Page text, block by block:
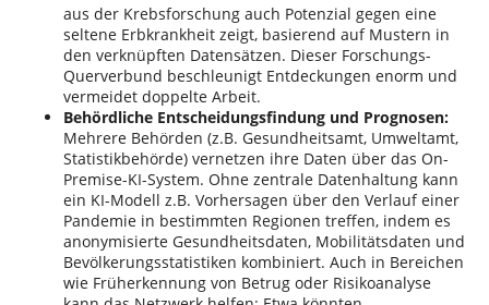
aus der Krebsforschung auch Potenzial gegen eine
seltene Erbkrankheit zeigt, basierend auf Mustern in
den verknüpften Datensätzen. Dieser Forschungs-
Querverbund beschleunigt Entdeckungen enorm und
vermeidet doppelte Arbeit.
Behördliche Entscheidungsfindung und Prognosen:
Mehrere Behörden (z.B. Gesundheitsamt, Umweltamt,
Statistikbehörde) vernetzen ihre Daten über das On-
Premise-KI-System. Ohne zentrale Datenhaltung kann
ein KI-Modell z.B. Vorhersagen über den Verlauf einer
Pandemie in bestimmten Regionen treffen, indem es
anonymisierte Gesundheitsdaten, Mobilitätsdaten und
Bevölkerungsstatistiken kombiniert. Auch in Bereichen
wie Früherkennung von Betrug oder Risikoanalyse